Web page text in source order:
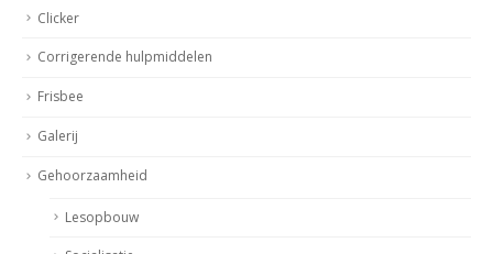
Clicker
Corrigerende hulpmiddelen
Frisbee
Galerij
Gehoorzaamheid
Lesopbouw